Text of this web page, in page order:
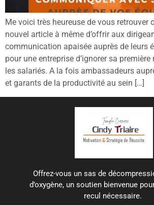
Me voici très heureuse de vous retrouver
nouvel article à même d’offrir aux
communication apaisée auprès de leurs
pour une entreprise d’ignorer sa
les salariés. A la fois ambassadeurs
et garants de la productivité au sein […]
Offrez-vous un sas de
d’oxygène, un soutien bienvenue
recul nécessaire.